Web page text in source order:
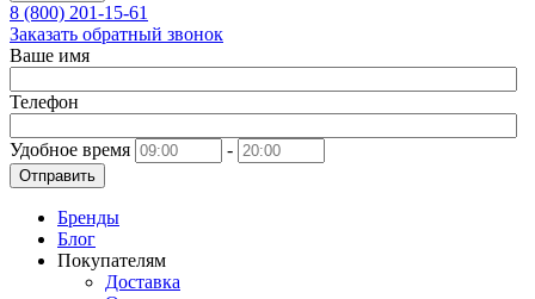
8 (800) 201-15-61
Заказать обратный звонок
Ваше имя
Телефон
Удобное время -
Отправить
Бренды
Блог
Покупателям
Доставка